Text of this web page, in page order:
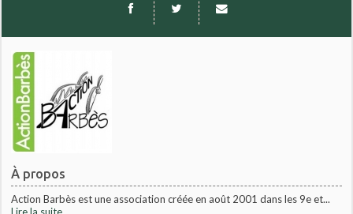
À propos
Action Barbès est une association créée en août 2001 dans les 9e et...